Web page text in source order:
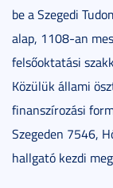
be a Szegedi
alap, 1108-an
felsőoktatási
Közülük állami
finanszírozási
Szegeden 7546,
hallgató kezdi